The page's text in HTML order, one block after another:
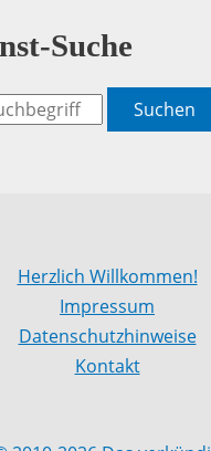
Suche
Suchen
Herzlich Willkommen!
Impressum
Datenschutzhinweise
Kontakt